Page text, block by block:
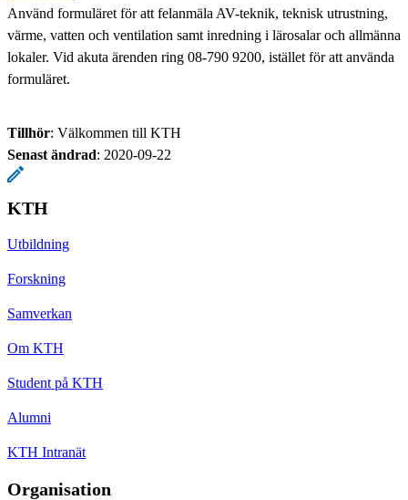
Använd formuläret för att felanmäla AV-teknik, teknisk utrustning,
värme, vatten och ventilation samt inredning i lärosalar och allmänna
lokaler. Vid akuta ärenden ring 08-790 9200, istället för att använda
formuläret.
Tillhör: Välkommen till KTH
Senast ändrad: 2020-09-22
KTH
Utbildning
Forskning
Samverkan
Om KTH
Student på KTH
Alumni
KTH Intranät
Organisation